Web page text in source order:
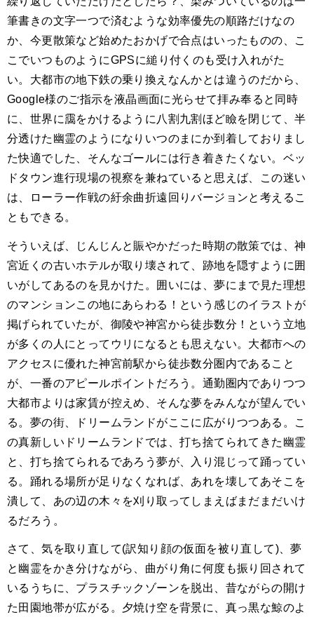
筆書きの文字一つで済むような効率優先の順路だけなの
か、今更散策など始めたおかげで合点はいったものの、こ
こでいつものようにGPSに縋り付くのも受け入れがた
い。大都市の地下鉄の乗り換えなんかとは違うのだから、
Google様のご指示を液晶画面に光らせて拝み奉ると同時
に、世界に靄をかけるように八割九割ほど瞼を閉じて、半
分透けた幽霊のようになりいつのまにか到着しておりまし
た快適でした、そんなゴールには行き着きたくない。ベッ
ドタウン進行現場の視察を兼ねていると思えば、この迷い
は、ローラー作戦の紆余曲折遠回りバージョンと考えるこ
ともできる。
そういえば、じんじんと賑やかだった時期の散策では、神
宮近くの古いホテルが取り壊されて、跡地を隠すように囲
いがしてあるのを見かけた。囲いには、夢にまで見た理想
のマンションこの地にあらわる！という感じのイラストが
掲げられていたが、御陵や神宮から徒歩数分！という立地
が多くの人にとってウリになるとも思えない。大都市への
アクセスに優れた神宮前駅から徒歩数分圏内であること
が、一番のアピールポイントだろう。通勤圏内でありつつ
大都市よりは家賃が控えめ、そんな夢をみんなが望んでい
る。夢の街、ドリームランドがここに広がりつつある。こ
の真新しいドリームランドでは、打ち捨てられてきた幽霊
と、打ち捨てられるであろう夢が、入り混じって踊ってい
る。踊れる場所が足りなくなれば、あれを壊してあそこを
潰して、あの辺の木々を刈り取ってしまえばまだまだいけ
るだろう。
さて、気を取り直して(訳知り顔の仮面を被り直して)、夢
と幽霊をかき分けながら、曲がり角に何度も振り回されて
いるうちに、プラスチックゾーンを脱出、昔ながらの開け
た田園地帯が広がる。夕焼け空を背景に、真っ黒な鯨のよ